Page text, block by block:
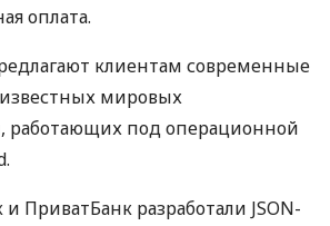
оплата.
клиентам современные
мировых
работающих под операционной
ПриватБанк разработали JSON-